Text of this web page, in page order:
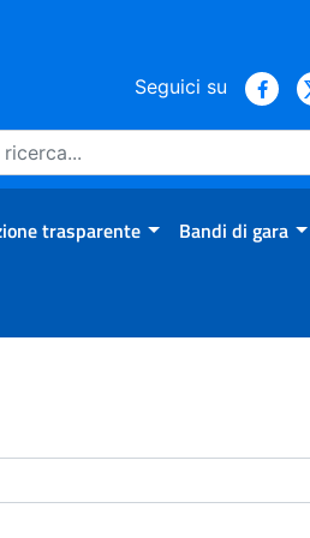
Seguici su
trasparente Bandi di gara